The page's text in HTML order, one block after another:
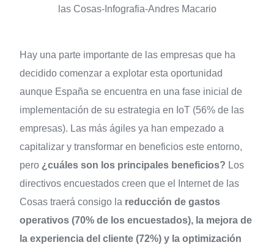
las Cosas-Infografia-Andres Macario
Hay una parte importante de las empresas que ha
decidido comenzar a explotar esta oportunidad
aunque España se encuentra en una fase inicial de
implementación de su estrategia en IoT (56% de las
empresas). Las más ágiles ya han empezado a
capitalizar y transformar en beneficios este entorno,
pero ¿cuáles son los principales beneficios? Los
directivos encuestados creen que el Internet de las
Cosas traerá consigo la reducción de gastos
operativos (70% de los encuestados), la mejora de
la experiencia del cliente (72%) y la optimización